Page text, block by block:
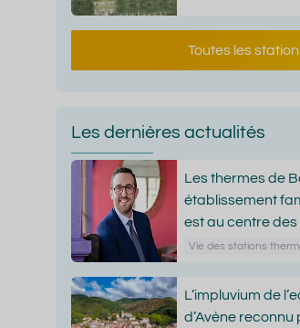
Toutes les
Les dernières actualités
Les thermes de
établissement
est au centre
Vie des stations
L’impluvium de
d’Avène reconnu